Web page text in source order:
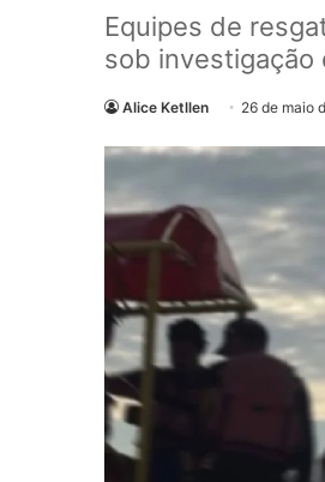
Equipes de
sob investigação
Alice Ketllen 26 de maio